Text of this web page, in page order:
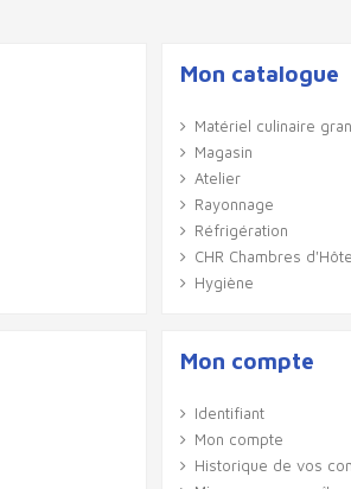
Mon catalogue
Matériel culinaire
Magasin
Atelier
Rayonnage
Réfrigération
CHR Chambres
Hygiène
Mon compte
Identifiant
Mon compte
Historique de vos